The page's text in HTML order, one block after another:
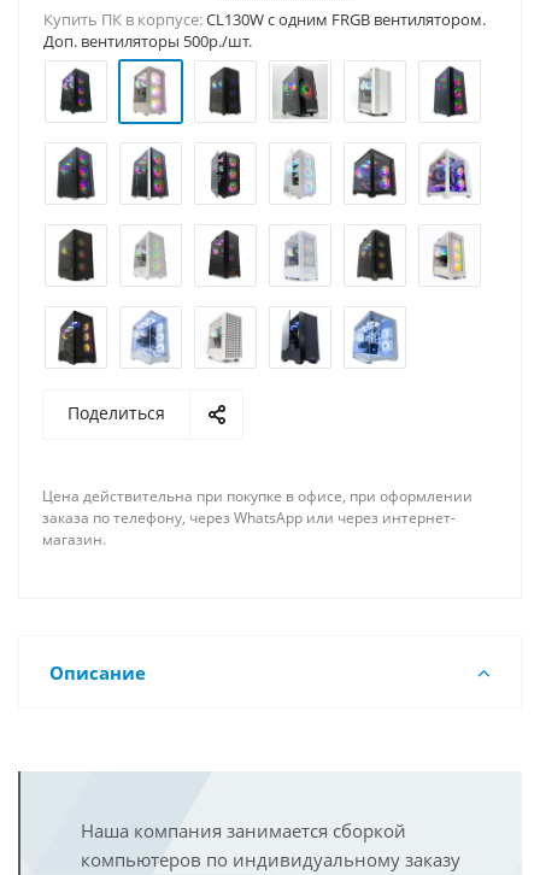
Купить ПК в корпусе:CL130W c одним FRGB вентилятором.
Доп. вентиляторы 500р./шт.
Поделиться
Цена действительна при покупке в офисе, при оформлении
заказа по телефону, через WhatsApp или через интернет-
магазин.
Описание
Наша компания занимается сборкой
компьютеров по индивидуальному заказу